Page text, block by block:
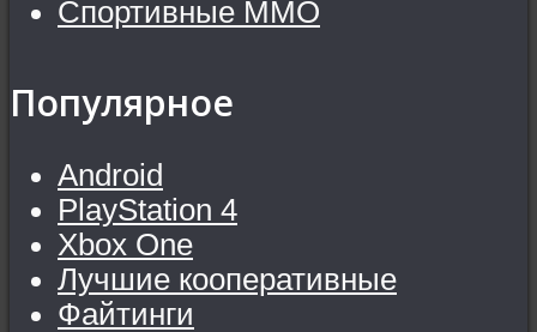
Спортивные MMO
Популярное
Android
PlayStation 4
Xbox One
Лучшие кооперативные
Файтинги